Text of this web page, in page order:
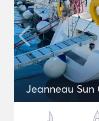
Jeanneau Sun